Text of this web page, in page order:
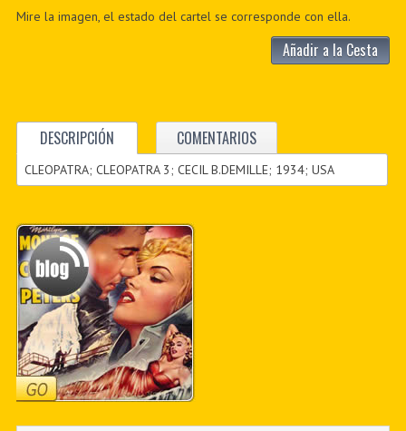
Mire la imagen, el estado del cartel se corresponde con ella.
Añadir a la Cesta
DESCRIPCIÓN COMENTARIOS
CLEOPATRA; CLEOPATRA 3; CECIL B.DEMILLE; 1934; USA